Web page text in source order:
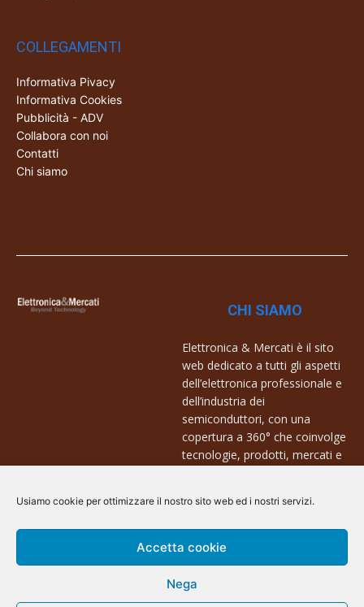
Usiamo cookie per ottimizzare il nostro sito web ed i nostri servizi.
Accetta cookie
Nega
COLLEGAMENTI
Informativa Pivacy
Informativa Cookies
Pubblicità - ADV
Collabora con noi
Contatti
Chi siamo
CHI SIAMO
Elettronica & Mercati è il sito
web dedicato a tutti gli aspetti
dell’elettronica professionale e
dell’industria dei
semiconduttori, con una
copertura a 360° che coinvolge
tecnologie, prodotti, mercati e
Contatti:
info@arscommunication.it